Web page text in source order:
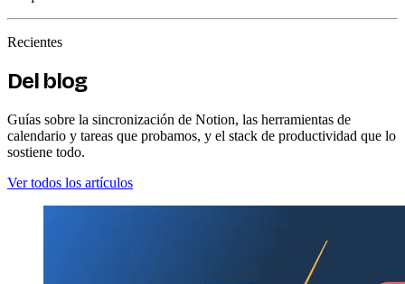
Recientes
Del blog
Guías sobre la sincronización de Notion, las herramientas de
calendario y tareas que probamos, y el stack de productividad que lo
sostiene todo.
Ver todos los artículos